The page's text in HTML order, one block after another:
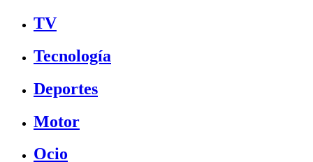
TV
Tecnología
Deportes
Motor
Ocio